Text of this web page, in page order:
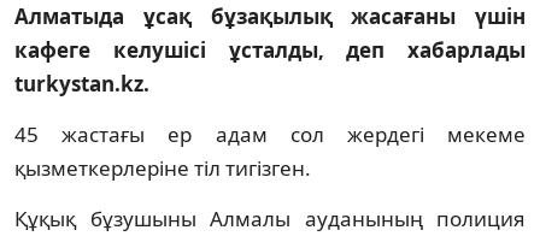
Алматыда ұсақ бұзақылық жасағаны үшін
кафеге келушісі ұсталды, деп хабарлады
turkystan.kz.
45 жастағы ер адам сол жердегі мекеме
қызметкерлеріне тіл тигізген.
Құқық бұзушыны Алмалы ауданының полиция